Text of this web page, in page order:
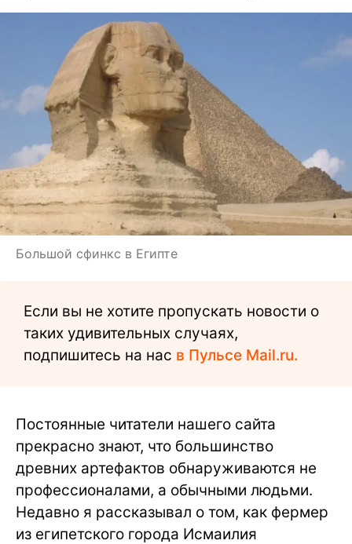
Большой сфинкс в Египте
Если вы не хотите пропускать новости о
таких удивительных случаях,
подпишитесь на нас в Пульсе Mail.ru.
Постоянные читатели нашего сайта
прекрасно знают, что большинство
древних артефактов обнаруживаются не
профессионалами, а обычными людьми.
Недавно я рассказывал о том, как фермер
из египетского города Исмаилия